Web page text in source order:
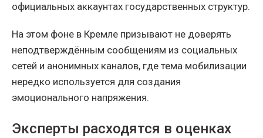
официальных аккаунтах государственных структур.
На этом фоне в Кремле призывают не доверять
неподтверждённым сообщениям из социальных
сетей и анонимных каналов, где тема мобилизации
нередко используется для создания
эмоционального напряжения.
Эксперты расходятся в оценках